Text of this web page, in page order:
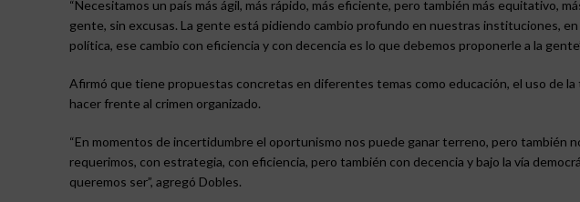
“Necesitamos un país más ágil, más rápido, más eficiente, pero también más equitativo,
gente, sin excusas. La gente está pidiendo cambio profundo en nuestras instituciones,
política, ese cambio con eficiencia y con decencia es lo que debemos proponerle a la
Afirmó que tiene propuestas concretas en diferentes temas como educación, el uso de
hacer frente al crimen organizado.
“En momentos de incertidumbre el oportunismo nos puede ganar terreno, pero también
requerimos, con estrategia, con eficiencia, pero también con decencia y bajo la vía
queremos ser”, agregó Dobles.